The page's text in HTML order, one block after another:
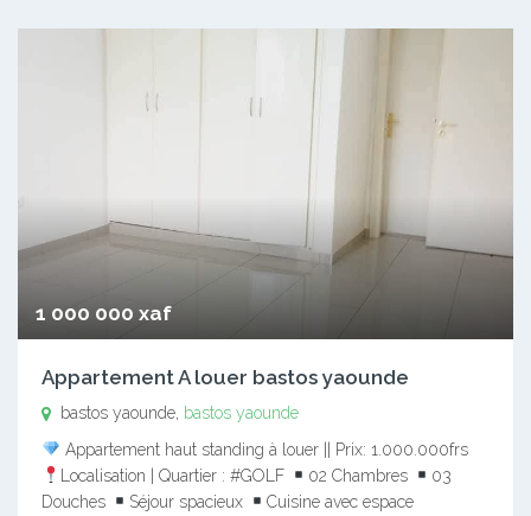
1 000 000 xaf
Appartement A louer bastos yaounde
bastos yaounde, bastos yaounde
Appartement haut standing à louer || Prix: 1.000.000frs
Localisation | Quartier : #GOLF
02 Chambres
03
Douches
Séjour spacieux
Cuisine avec espace